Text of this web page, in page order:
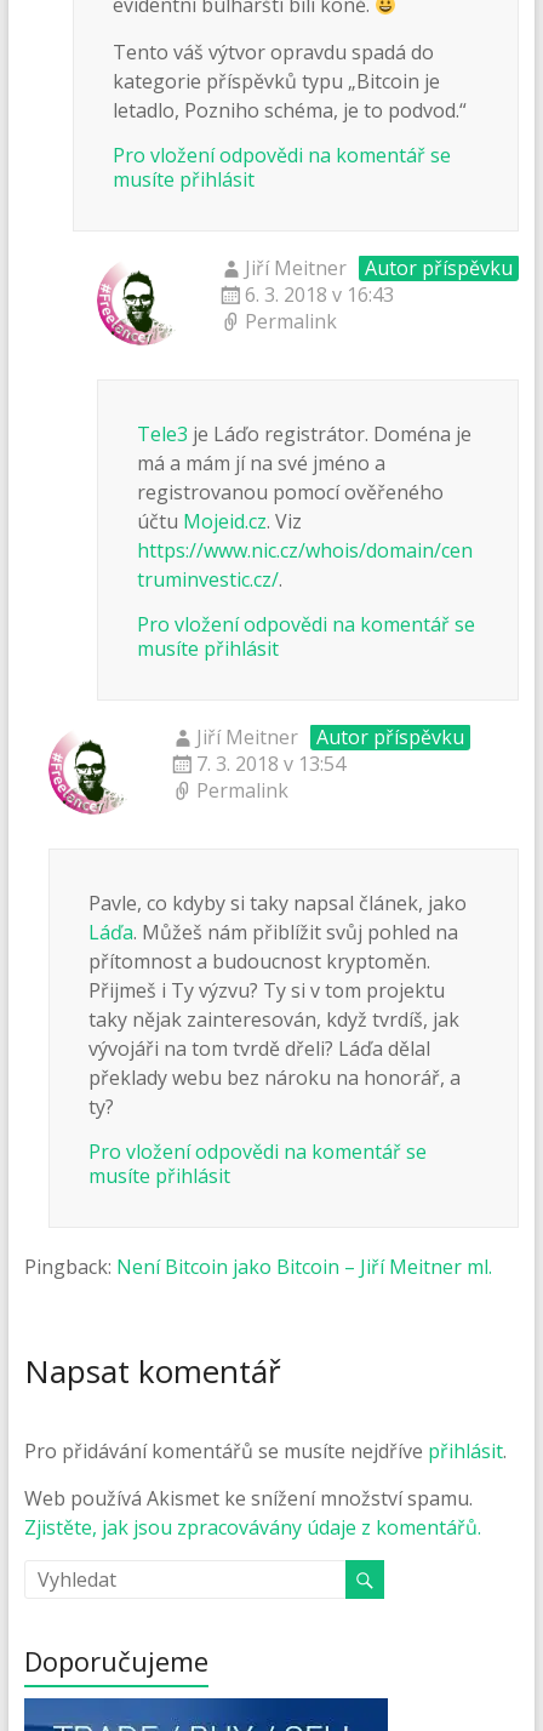
Tento váš výtvor opravdu spadá do
kategorie příspěvků typu „Bitcoin je
letadlo, Pozniho schéma, je to podvod.“
Pro vložení odpovědi na komentář se
musíte přihlásit
Jiří Meitner
Autor příspěvku
6. 3. 2018 v 16:43
Permalink
Tele3 je Láďo registrátor. Doména je
má a mám jí na své jméno a
registrovanou pomocí ověřeného
účtu Mojeid.cz. Viz
https://www.nic.cz/whois/domain/cen
truminvestic.cz/.
Pro vložení odpovědi na komentář se
musíte přihlásit
Jiří Meitner
Autor příspěvku
7. 3. 2018 v 13:54
Permalink
Pavle, co kdyby si taky napsal článek, jako
Láďa. Můžeš nám přiblížit svůj pohled na
přítomnost a budoucnost kryptoměn.
Přijmeš i Ty výzvu? Ty si v tom projektu
taky nějak zainteresován, když tvrdíš, jak
vývojáři na tom tvrdě dřeli? Láďa dělal
překlady webu bez nároku na honorář, a
ty?
Pro vložení odpovědi na komentář se
musíte přihlásit
Pingback: Není Bitcoin jako Bitcoin – Jiří Meitner ml.
Napsat komentář
Pro přidávání komentářů se musíte nejdříve přihlásit.
Web používá Akismet ke snížení množství spamu.
Zjistěte, jak jsou zpracovávány údaje z komentářů.
Doporučujeme